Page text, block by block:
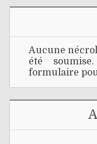
Aucune
été
formulaire